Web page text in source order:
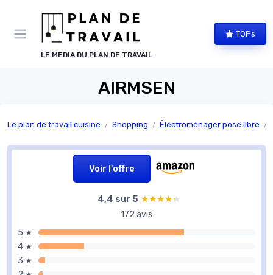
LE MEDIA DU PLAN DE TRAVAIL
TOPs
AIRMSEN
Le plan de travail cuisine Shopping Électroménager pose libre
Voir l'offre
4,4 sur 5 ★★★★★
★★★★★
172 avis
5 ★
4 ★
3 ★